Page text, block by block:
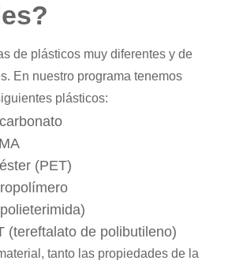
de plásticos muy diferentes y de
En nuestro programa tenemos
plásticos:
(PET)
(tereftalato de polibutileno)
tanto las propiedades de la